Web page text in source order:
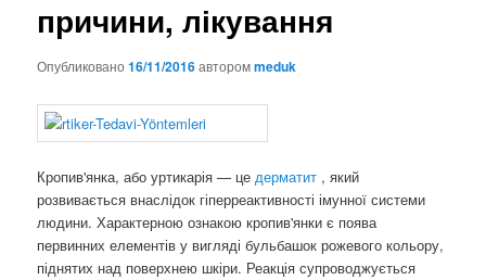
причини, лікування
Опубликовано16/11/2016авторомmeduk
Кропив'янка, або уртикарія — цедерматит , який
розвивається внаслідок гіперреактивності імунної системи
людини. Характерною ознакою кропив'янки є поява
первинних елементів у вигляді бульбашок рожевого кольору,
піднятих над поверхнею шкіри. Реакція супроводжується